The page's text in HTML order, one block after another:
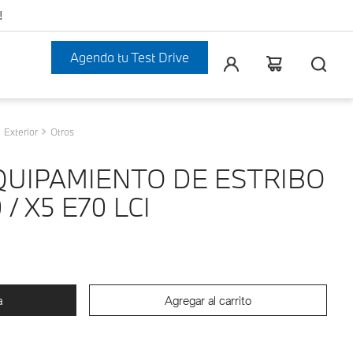
Agenda tu Test Drive
Exterior Otros
DE ESTRIBO
X5 E70 LCI
Agregar al carrito